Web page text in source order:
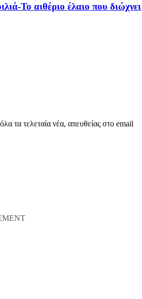
Το αιθέριο έλαιο που διώχνει
τα τελεταία νέα, απευθείας στο email